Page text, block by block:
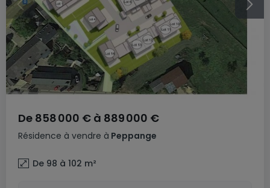
Résidence à vendre à Peppange
De 858 000 € à 889 000 €
De 98 à 102 m²